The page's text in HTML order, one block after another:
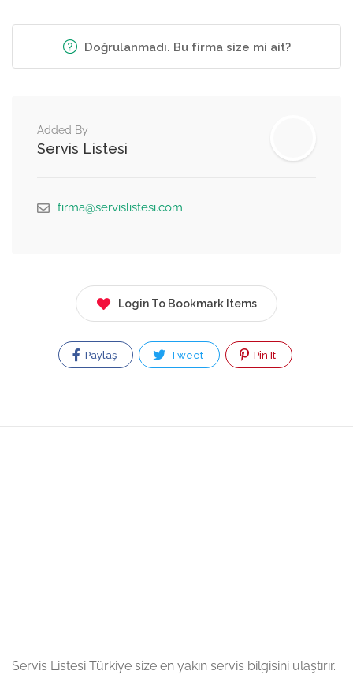
Doğrulanmadı. Bu firma size mi ait?
Added By
Servis Listesi
firma@servislistesi.com
Login To Bookmark Items
Paylaş Tweet Pin It
Servis Listesi Türkiye size en yakın servis bilgisini ulaştırır.